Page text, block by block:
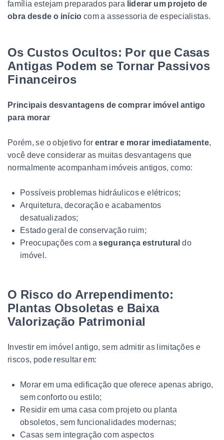
família estejam preparados para liderar um projeto de
obra desde o início com a assessoria de especialistas.
Os Custos Ocultos: Por que Casas
Antigas Podem se Tornar Passivos
Financeiros
Principais desvantagens de comprar imóvel antigo
para morar
Porém, se o objetivo for entrar e morar imediatamente,
você deve considerar as muitas desvantagens que
normalmente acompanham imóveis antigos, como:
Possíveis problemas hidráulicos e elétricos;
Arquitetura, decoração e acabamentos
desatualizados;
Estado geral de conservação ruim;
Preocupações com asegurança estrutural do
imóvel.
O Risco do Arrependimento:
Plantas Obsoletas e Baixa
Valorização Patrimonial
Investir em imóvel antigo, sem admitir as limitações e
riscos, pode resultar em:
Morar em uma edificação que oferece apenas abrigo,
sem conforto ou estilo;
Residir em uma casa com projeto ou planta
obsoletos, sem funcionalidades modernas;
Casas sem integração com aspectos